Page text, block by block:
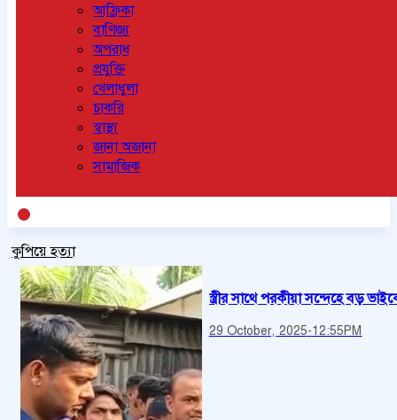
আফ্রিকা
বাণিজ্য
অপরাধ
প্রযুক্তি
খেলাধুলা
চাকরি
স্বাস্থ্য
জানা অজানা
সামাজিক
কুপিয়ে হত্যা
স্ত্রীর সাথে পরকীয়া সন্দেহে বড়
29 October, 2025-12:55PM